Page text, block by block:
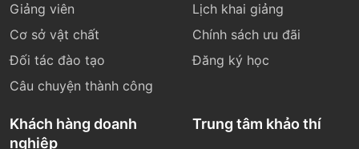
Giảng viên
Cơ sở vật chất
Đối tác đào tạo
Câu chuyện thành công
Lịch khai giảng
Chính sách ưu đãi
Đăng ký học
Khách hàng doanh
nghiệp
Trung tâm khảo thí